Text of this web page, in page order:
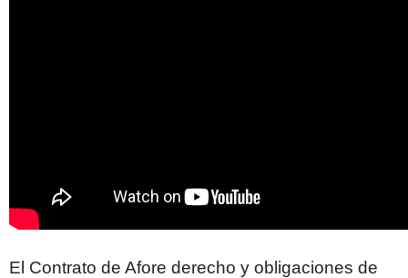
El Contrato de Afore derecho y obligaciones de